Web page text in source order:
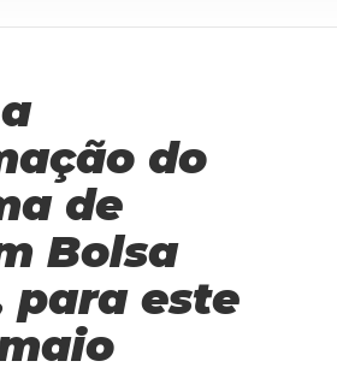
do
de
Bolsa
para este